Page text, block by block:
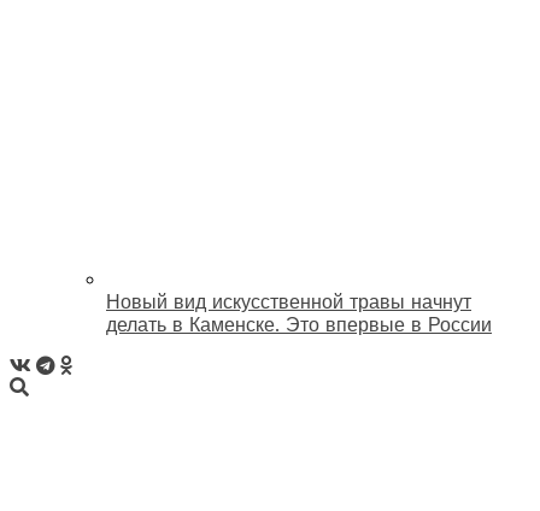
Новый вид искусственной травы начнут
делать в Каменске. Это впервые в России